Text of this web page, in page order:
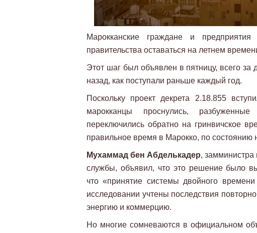
Марокканские граждане и
правительства оставаться на летнем
Этот шаг был объявлен в пятницу, всего за
назад, как поступали раньше каждый год.
Поскольку проект декрета 2.18.855
марокканцы проснулись,
переключились обратно на гринвичское
правильное время в Марокко, по состоянию
Мухаммад бен Абделькадер,
службы, объявил, что это решение было
что «принятие системы двойного
исследовании учтены последствия
энергию и коммерцию.
Но многие сомневаются в официальном